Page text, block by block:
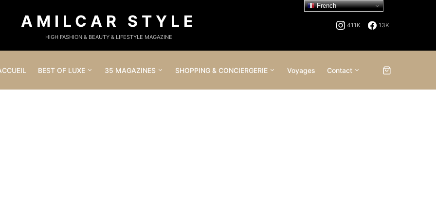
AMILCAR STYLE
HIGH FASHION & BEAUTY & LIFESTYLE MAGAZINE
411K 13K
BEST OF LUXE 35 MAGAZINES SHOPPING & CONCIERGERIE Voyages Contact
French